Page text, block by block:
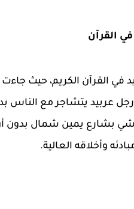
القرآن
في القرآن الكريم، حيث
عربيد يتشاجر مع الناس
بشارع يمين شمال بدون
وأخلاقه العالية.